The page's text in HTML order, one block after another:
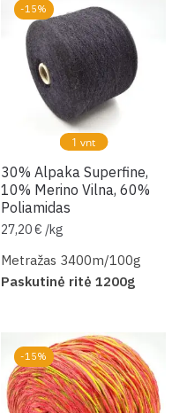
-15%
1 vnt
30% Alpaka Superfine,
10% Merino Vilna, 60%
Poliamidas
27,20€ /kg
Metražas 3400m/100g
Paskutinė ritė 1200g
-15%